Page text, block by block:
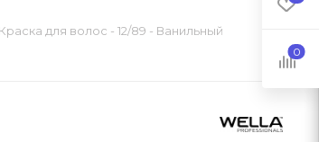
для волос - 12/89 - Ванильный
0